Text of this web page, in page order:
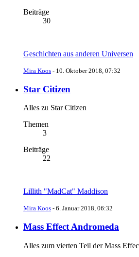
Beiträge
30
Geschichten aus anderen Universen
Mira Koos - 10. Oktober 2018, 07:32
Star Citizen
Alles zu Star Citizen
Themen
3
Beiträge
22
Lillith "MadCat" Maddison
Mira Koos - 6. Januar 2018, 06:32
Mass Effect Andromeda
Alles zum vierten Teil der Mass